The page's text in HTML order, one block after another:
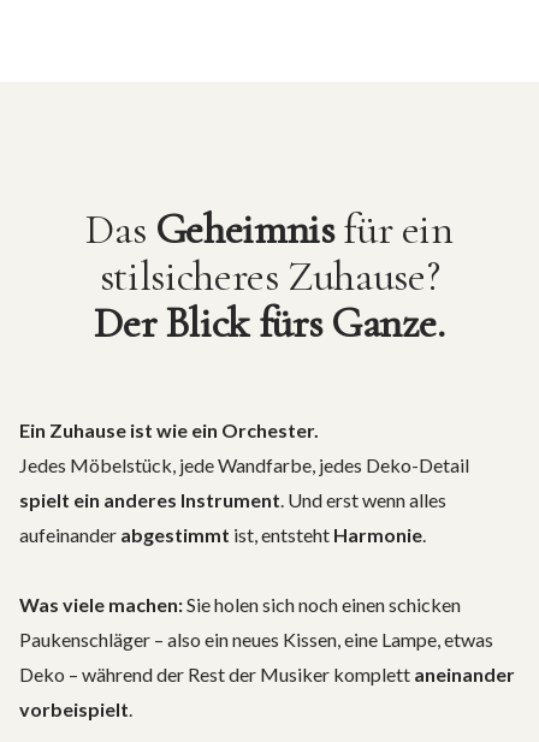
Das Geheimnisfür ein
stilsicheres Zuhause?
Der Blick fürs Ganze.
Ein Zuhause ist wie ein Orchester.
Jedes Möbelstück, jede Wandfarbe, jedes Deko-Detail
spielt ein anderes Instrument. Und erst wenn alles
aufeinander abgestimmt ist, entsteht Harmonie.
Was viele machen:Sie holen sich noch einen schicken
Paukenschläger – also ein neues Kissen, eine Lampe, etwas
Deko – während der Rest der Musiker komplett aneinander
vorbeispielt.